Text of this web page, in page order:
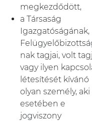
megkezdődött,
a Társaság
Igazgatóságának,
nak tagjai, volt
vagy ilyen
létesítését kívánó
olyan személy, aki
esetében e
jogviszony